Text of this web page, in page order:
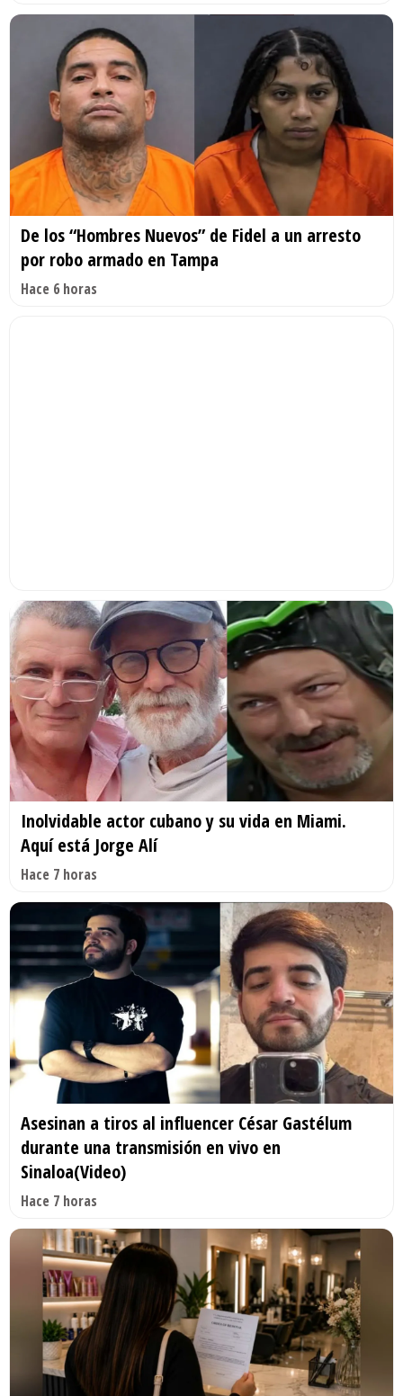
De los “Hombres Nuevos” de Fidel a un arresto
por robo armado en Tampa
Hace 6 horas
Inolvidable actor cubano y su vida en Miami.
Aquí está Jorge Alí
Hace 7 horas
Asesinan a tiros al influencer César Gastélum
durante una transmisión en vivo en
Sinaloa(Video)
Hace 7 horas